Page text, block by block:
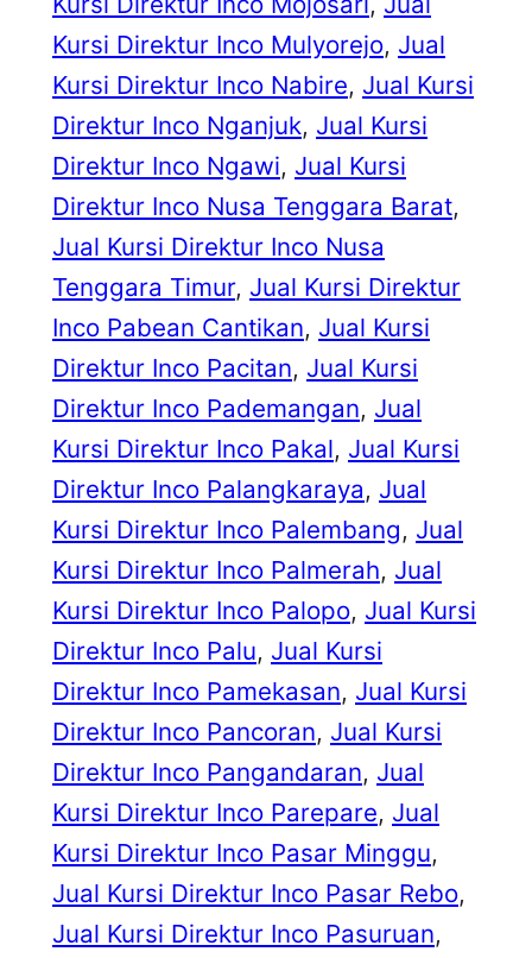
Kursi Direktur Inco Mulyorejo, Jual
Kursi Direktur Inco Nabire, Jual Kursi
Direktur Inco Nganjuk, Jual Kursi
Direktur Inco Ngawi, Jual Kursi
Direktur Inco Nusa Tenggara Barat
Jual Kursi Direktur Inco Nusa
Tenggara Timur, Jual Kursi Direktur
Inco Pabean Cantikan, Jual Kursi
Direktur Inco Pacitan, Jual Kursi
Direktur Inco Pademangan, Jual
Kursi Direktur Inco Pakal, Jual Kursi
Direktur Inco Palangkaraya, Jual
Kursi Direktur Inco Palembang, Jual
Kursi Direktur Inco Palmerah, Jual
Kursi Direktur Inco Palopo, Jual Kursi
Direktur Inco Palu, Jual Kursi
Direktur Inco Pamekasan, Jual Kursi
Direktur Inco Pancoran, Jual Kursi
Direktur Inco Pangandaran, Jual
Kursi Direktur Inco Parepare, Jual
Kursi Direktur Inco Pasar Minggu
Jual Kursi Direktur Inco Pasar Rebo
Jual Kursi Direktur Inco Pasuruan